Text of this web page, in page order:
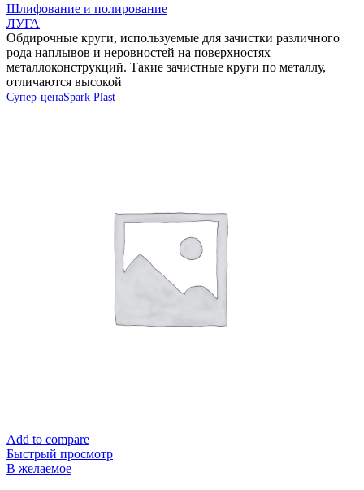
Шлифование и полирование
ЛУГА
Обдирочные круги, используемые для зачистки различного
рода наплывов и неровностей на поверхностях
металлоконструкций. Такие зачистные круги по металлу,
отличаются высокой
Супер-ценаSpark Plast
Add to compare
Быстрый просмотр
В желаемое